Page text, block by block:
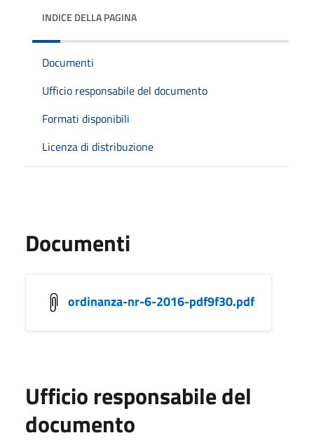
INDICE DELLA PAGINA
Documenti
Ufficio responsabile del documento
Formati disponibili
Licenza di distribuzione
Documenti
ordinanza-nr-6-2016-pdf9f30.pdf
Ufficio responsabile del
documento